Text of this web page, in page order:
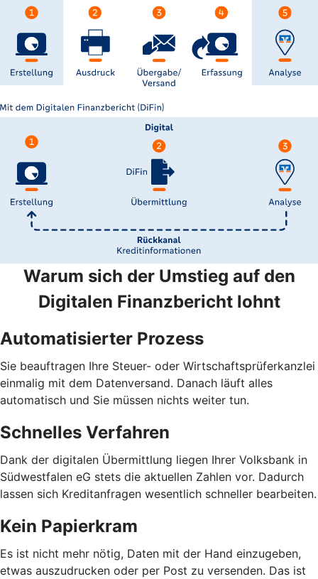
Warum sich der Umstieg auf den
Digitalen Finanzbericht lohnt
Automatisierter Prozess
Sie beauftragen Ihre Steuer- oder Wirtschaftsprüferkanzlei
einmalig mit dem Datenversand. Danach läuft alles
automatisch und Sie müssen nichts weiter tun.
Schnelles Verfahren
Dank der digitalen Übermittlung liegen Ihrer Volksbank in
Südwestfalen eG stets die aktuellen Zahlen vor. Dadurch
lassen sich Kreditanfragen wesentlich schneller bearbeiten.
Kein Papierkram
Es ist nicht mehr nötig, Daten mit der Hand einzugeben,
etwas auszudrucken oder per Post zu versenden. Das ist